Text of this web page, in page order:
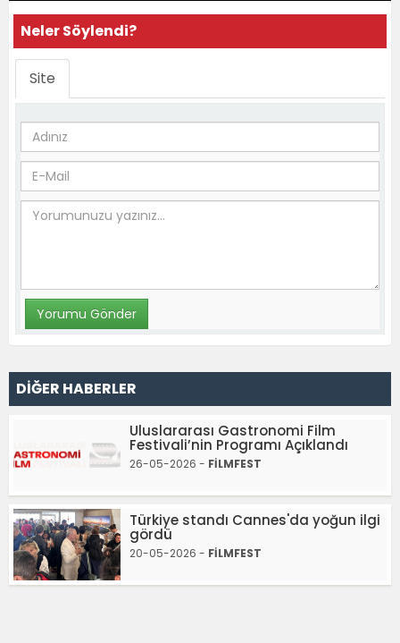
Neler Söylendi?
Site
DİĞER HABERLER
Uluslararası Gastronomi Film
Festivali’nin Programı Açıklandı
26-05-2026 - FİLMFEST
Türkiye standı Cannes'da yoğun ilgi
gördü
20-05-2026 - FİLMFEST